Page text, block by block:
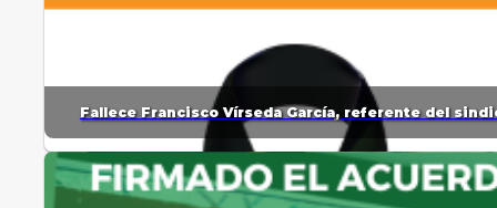
Fallece Francisco Vírseda García, referente del